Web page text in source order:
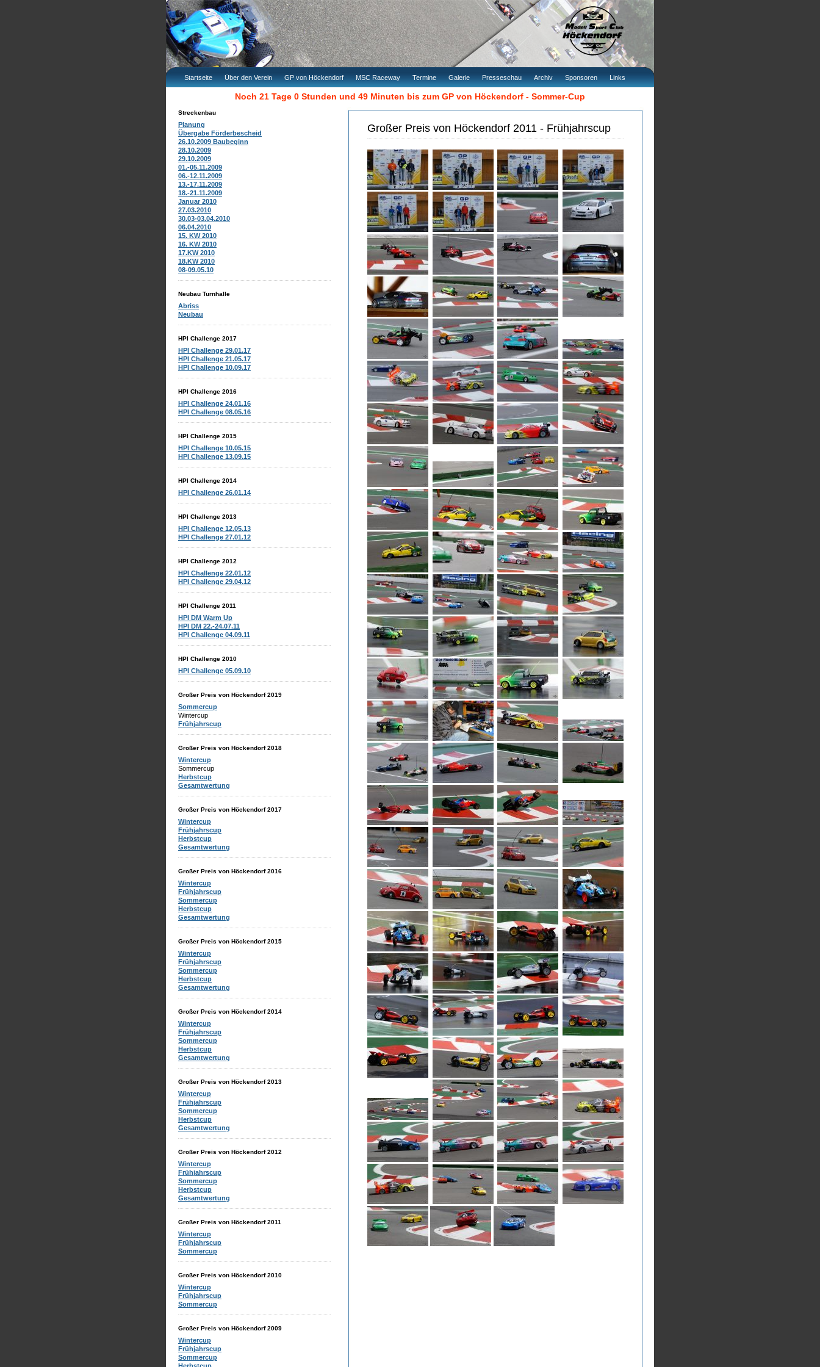
Noch 21 Tage 0 Stunden und 49 Minuten bis zum GP von Höckendorf - Sommer-Cup
Startseite Über den Verein GP von Höckendorf MSC Raceway Termine Galerie Presseschau Archiv Sponsoren Links
Streckenbau
Planung
Übergabe Förderbescheid
26.10.2009 Baubeginn
28.10.2009
29.10.2009
01.-05.11.2009
06.-12.11.2009
13.-17.11.2009
18.-21.11.2009
Januar 2010
27.03.2010
30.03-03.04.2010
06.04.2010
15. KW 2010
16. KW 2010
17.KW 2010
18.KW 2010
08-09.05.10
Neubau Turnhalle
Abriss
Neubau
HPI Challenge 2017
HPI Challenge 29.01.17
HPI Challenge 21.05.17
HPI Challenge 10.09.17
HPI Challenge 2016
HPI Challenge 24.01.16
HPI Challenge 08.05.16
HPI Challenge 2015
HPI Challenge 10.05.15
HPI Challenge 13.09.15
HPI Challenge 2014
HPI Challenge 26.01.14
HPI Challenge 2013
HPI Challenge 12.05.13
HPI Challenge 27.01.12
HPI Challenge 2012
HPI Challenge 22.01.12
HPI Challenge 29.04.12
HPI Challenge 2011
HPI DM Warm Up
HPI DM 22.-24.07.11
HPI Challenge 04.09.11
HPI Challenge 2010
HPI Challenge 05.09.10
Großer Preis von Höckendorf 2019
Sommercup
Wintercup
Frühjahrscup
Großer Preis von Höckendorf 2018
Wintercup
Sommercup
Herbstcup
Gesamtwertung
Großer Preis von Höckendorf 2017
Wintercup
Frühjahrscup
Herbstcup
Gesamtwertung
Großer Preis von Höckendorf 2016
Wintercup
Frühjahrscup
Sommercup
Herbstcup
Gesamtwertung
Großer Preis von Höckendorf 2015
Wintercup
Frühjahrscup
Sommercup
Herbstcup
Gesamtwertung
Großer Preis von Höckendorf 2014
Wintercup
Frühjahrscup
Sommercup
Herbstcup
Gesamtwertung
Großer Preis von Höckendorf 2013
Wintercup
Frühjahrscup
Sommercup
Herbstcup
Gesamtwertung
Großer Preis von Höckendorf 2012
Wintercup
Frühjahrscup
Sommercup
Herbstcup
Gesamtwertung
Großer Preis von Höckendorf 2011
Wintercup
Frühjahrscup
Sommercup
Großer Preis von Höckendorf 2010
Wintercup
Frühjahrscup
Sommercup
Großer Preis von Höckendorf 2009
Wintercup
Frühjahrscup
Sommercup
Großer Preis von Höckendorf 2011 - Frühjahrscup